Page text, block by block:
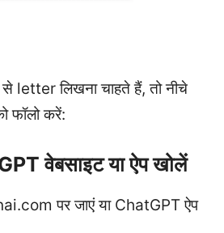
लिखना चाहते हैं, तो नीचे
फॉलो करें:
वेबसाइट या ऐप खोलें
पर जाएं या ChatGPT ऐप